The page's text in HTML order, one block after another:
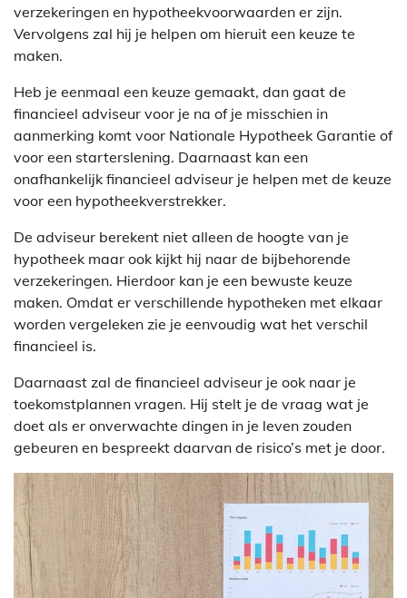
verzekeringen en hypotheekvoorwaarden er zijn.
Vervolgens zal hij je helpen om hieruit een keuze te
maken.
Heb je eenmaal een keuze gemaakt, dan gaat de
financieel adviseur voor je na of je misschien in
aanmerking komt voor Nationale Hypotheek Garantie of
voor een starterslening. Daarnaast kan een
onafhankelijk financieel adviseur je helpen met de keuze
voor een hypotheekverstrekker.
De adviseur berekent niet alleen de hoogte van je
hypotheek maar ook kijkt hij naar de bijbehorende
verzekeringen. Hierdoor kan je een bewuste keuze
maken. Omdat er verschillende hypotheken met elkaar
worden vergeleken zie je eenvoudig wat het verschil
financieel is.
Daarnaast zal de financieel adviseur je ook naar je
toekomstplannen vragen. Hij stelt je de vraag wat je
doet als er onverwachte dingen in je leven zouden
gebeuren en bespreekt daarvan de risico’s met je door.